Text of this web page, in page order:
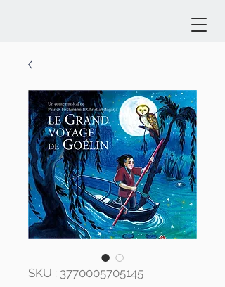
SKU : 3770005705145